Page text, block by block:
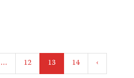
Posts
… 12 13 14 ›